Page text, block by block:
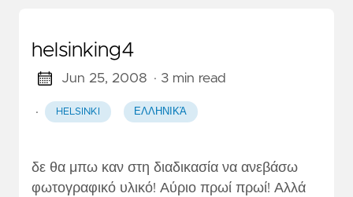
helsinking4
Jun 25, 2008 · 3 min read
· HELSINKI ΕΛΛΗΝΙΚΆ
δε θα μπω καν στη διαδικασία να ανεβάσω
φωτογραφικό υλικό! Αύριο πρωί πρωί! Αλλά